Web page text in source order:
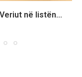
në listën...